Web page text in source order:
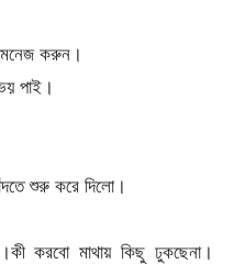
করুন।
পাই।
শুরু করে দিলো।
করবো মাথায় কিছু ঢুকছেনা।